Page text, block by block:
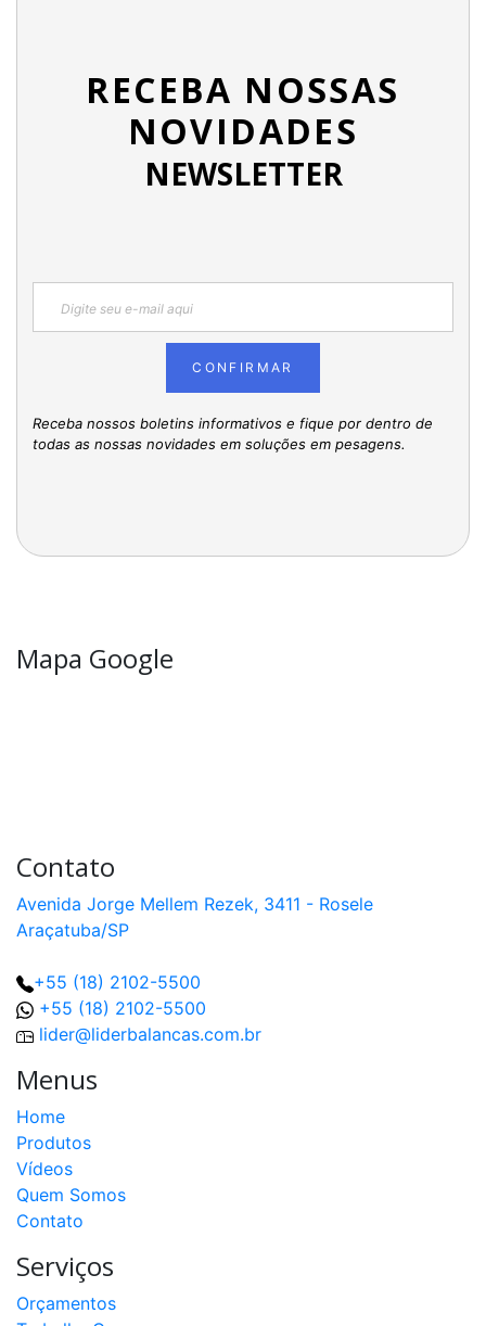
RECEBA NOSSAS
NOVIDADES
NEWSLETTER
CONFIRMAR
Receba nossos boletins informativos e fique por dentro de
todas as nossas novidades em soluções em pesagens.
Mapa Google
Contato
Avenida Jorge Mellem Rezek, 3411 - Rosele
Araçatuba/SP
+55 (18) 2102-5500
+55 (18) 2102-5500
lider@liderbalancas.com.br
Menus
Home
Produtos
Vídeos
Quem Somos
Contato
Serviços
Orçamentos